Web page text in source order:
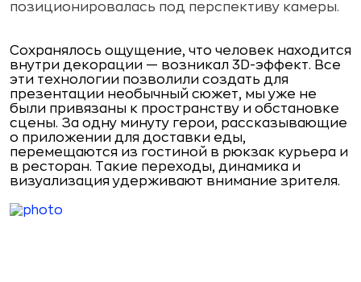
позиционировалась под перспективу камеры.
Сохранялось ощущение, что человек находится
внутри декорации — возникал 3D-эффект. Все
эти технологии позволили создать для
презентации необычный сюжет, мы уже не
были привязаны к пространству и обстановке
сцены. За одну минуту герои, рассказывающие
о приложении для доставки еды,
перемещаются из гостиной в рюкзак курьера и
в ресторан. Такие переходы, динамика и
визуализация удерживают внимание зрителя.